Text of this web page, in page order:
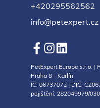
+420295562562
info@petexpert.cz
PetExpert Europe s.r.o. |
Praha 8 - Karlín
IČ: 06737072 | DIČ:
pojištění: 282049979/